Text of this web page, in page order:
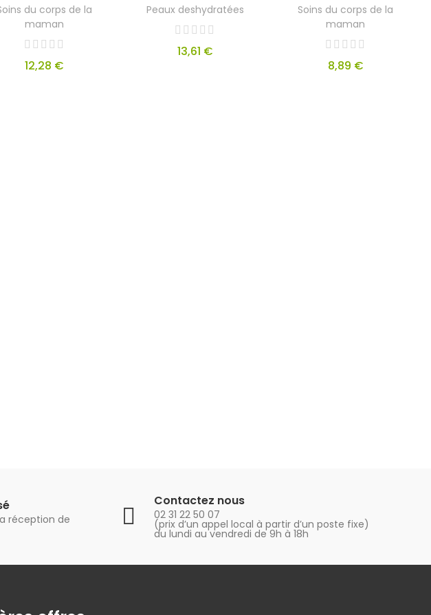
du corps de la
maman
12,28 €
Peaux deshydratées
13,61 €
Soins du corps de la
maman
8,89 €
réception de
Contactez nous
02 31 22 50 07
(prix d’un appel local à partir d’un poste fixe)
du lundi au vendredi de 9h à 18h